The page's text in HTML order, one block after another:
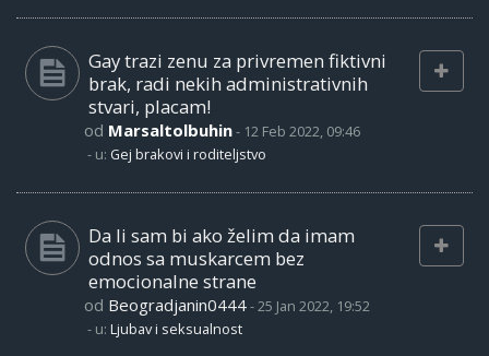
Gay trazi zenu za privremen fiktivni
brak, radi nekih administrativnih
stvari, placam!
od Marsaltolbuhin- 12 Feb 2022, 09:46
- u: Gej brakovi i roditeljstvo
Da li sam bi ako želim da imam
odnos sa muskarcem bez
emocionalne strane
od Beogradjanin0444-25 Jan 2022, 19:52
- u: Ljubav i seksualnost